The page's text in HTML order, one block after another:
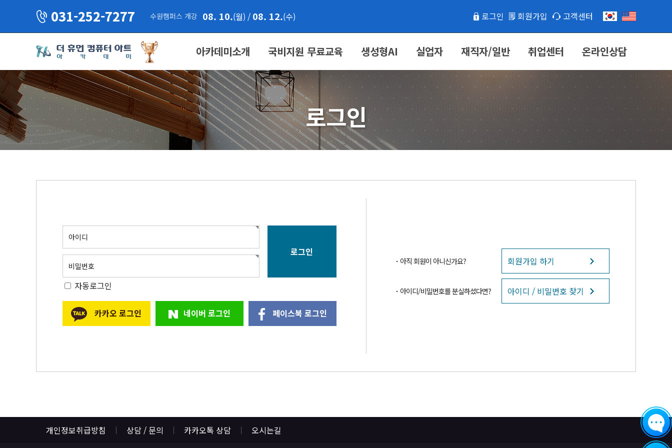
031-252-7277 수원캠퍼스 개강 08. 10.(월) / 08. 12.(수) 로그인 회원가입 고객센터
아카데미소개 국비지원 무료교육 생성형AI 실업자 재직자/일반 취업센터 온라인상담
로그인
아이디
비밀번호
자동로그인
네이버 로그인
카카오 로그인 페이스북 로그인
아직 회원이 아니신가요? 회원가입 하기
아이디/비밀번호를 분실하셨다면? 아이디 / 비밀번호 찾기
개인정보취급방침 상담 / 문의 카카오톡 상담 오시는길